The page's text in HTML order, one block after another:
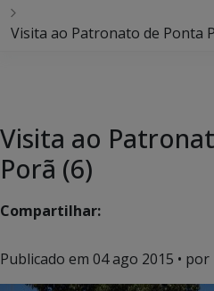
Visita ao Patronato de Ponta
Visita ao
Porã (6)
Compartilhar:
Publicado em 04 ago 2015 • por